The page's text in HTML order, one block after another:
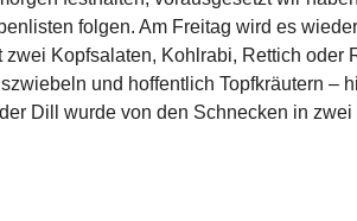
folgen. Am Freitag wird es
zwei Kopfsalaten, Kohlrabi, Rettich oder
und hoffentlich Topfkräutern –
Dill wurde von den Schnecken in